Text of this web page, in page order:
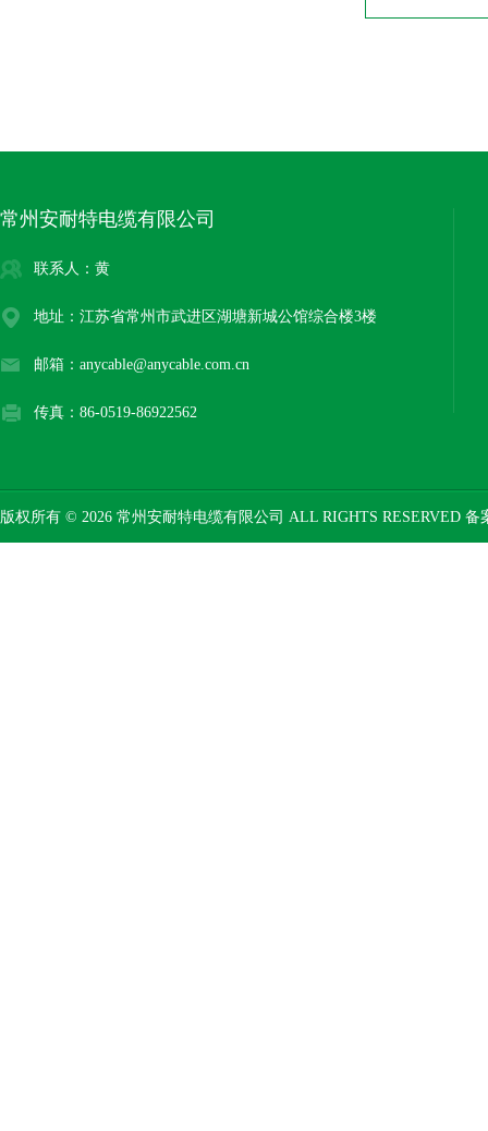
常州安耐特电缆有限公司
联系人：黄
地址：江苏省常州市武进区湖塘新城公馆综合楼3楼
邮箱：anycable@anycable.com.cn
传真：86-0519-86922562
版权所有 © 2026 常州安耐特电缆有限公司 ALL RIGHTS RESERVED 备